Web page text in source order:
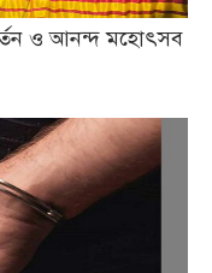
ও আনন্দ মহোৎসব